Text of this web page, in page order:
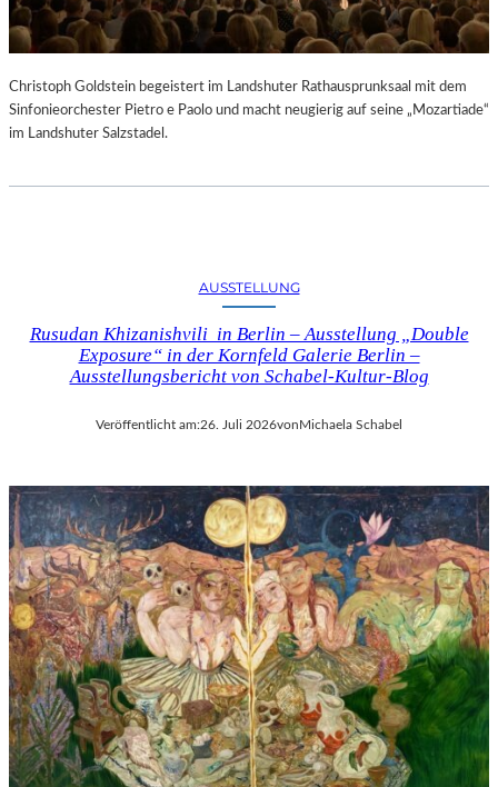
Christoph Goldstein begeistert im Landshuter Rathausprunksaal mit dem
Sinfonieorchester Pietro e Paolo und macht neugierig auf seine „Mozartiade“
im Landshuter Salzstadel.
AUSSTELLUNG
Rusudan Khizanishvili in Berlin – Ausstellung „Double
Exposure“ in der Kornfeld Galerie Berlin –
Ausstellungsbericht von Schabel-Kultur-Blog
Veröffentlicht am:26. Juli 2026von Michaela Schabel